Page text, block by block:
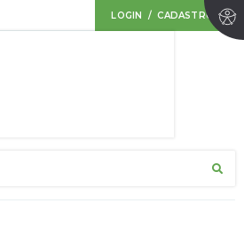
LOGIN / CADASTRO